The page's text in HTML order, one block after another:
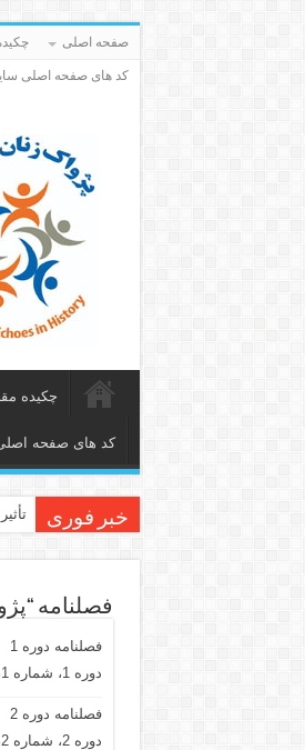
صفحه اصلی
کد های صفحه اصلی
چکیده
کد های صفحه
خبر فوری
فصلنامه
فصلنامه دوره 1
دوره 1، شماره 1، پاییز 1399
فصلنامه دوره 2
دوره 2، شماره 2، زمستان 1399